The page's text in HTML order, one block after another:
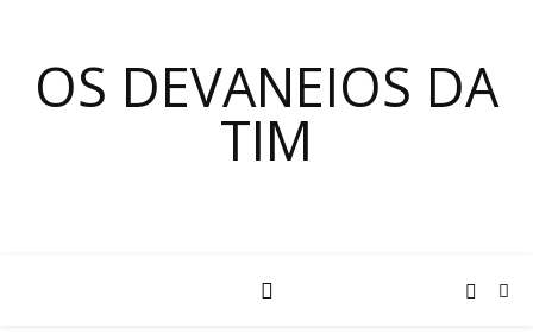
OS DEVANEIOS DA
TIM